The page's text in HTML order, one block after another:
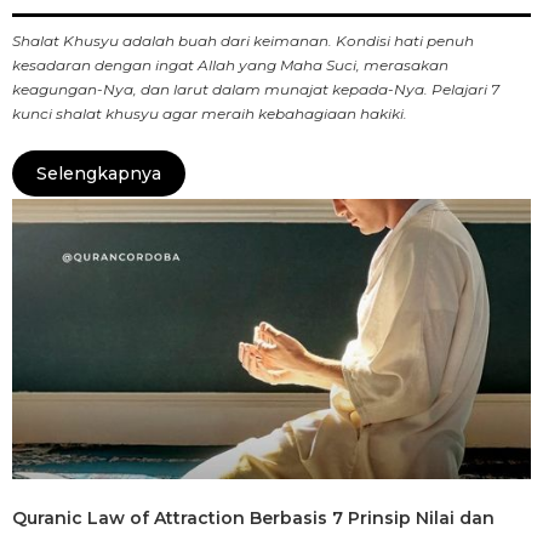
Shalat Khusyu adalah buah dari keimanan. Kondisi hati penuh
kesadaran dengan ingat Allah yang Maha Suci, merasakan
keagungan-Nya, dan larut dalam munajat kepada-Nya. Pelajari 7
kunci shalat khusyu agar meraih kebahagiaan hakiki.
Selengkapnya
Quranic Law of Attraction Berbasis 7 Prinsip Nilai dan